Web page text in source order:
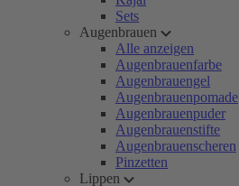
Sets
Augenbrauen
Alle anzeigen
Augenbrauenfarbe
Augenbrauengel
Augenbrauenpomade
Augenbrauenpuder
Augenbrauenstifte
Augenbrauenscheren
Pinzetten
Lippen